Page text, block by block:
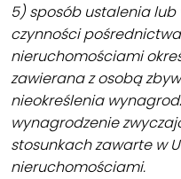
5) sposób ustalenia
czynności
nieruchomościami
zawierana z osobą
nieokreślenia
wynagrodzenie
stosunkach zawarte w
nieruchomościami.